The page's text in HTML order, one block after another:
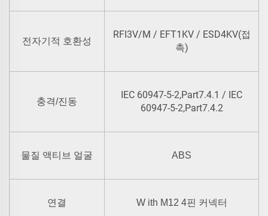
전자기적 호환성
RFI3V/M / EFT1KV / ESD4KV(접
촉)
충격/진동
IEC 60947-5-2,Part7.4.1 / IEC
60947-5-2,Part7.4.2
물질 액티브 얼굴 ABS
연결 W ith M12 4핀 커넥터